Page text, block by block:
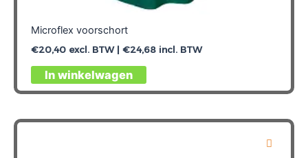
Microflex voorschort
€20,40excl. BTW | €24,68incl. BTW
In winkelwagen
Dit
product
meerdere